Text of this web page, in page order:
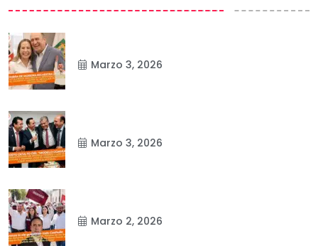
Marzo 3, 2026
Marzo 3, 2026
Marzo 2, 2026